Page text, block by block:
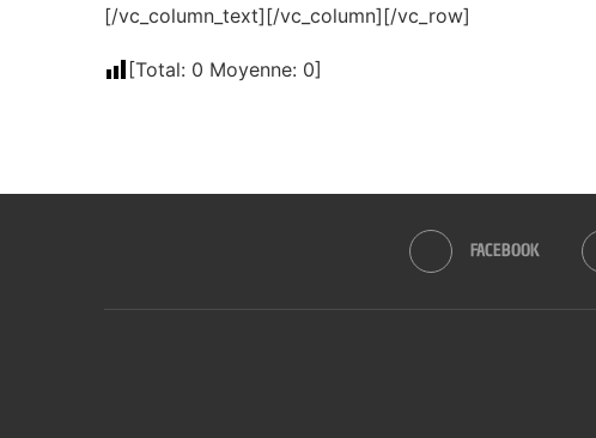
[/vc_column_text][/vc_column][/vc_row]
[Total: 0 Moyenne: 0]
FACEBOOK